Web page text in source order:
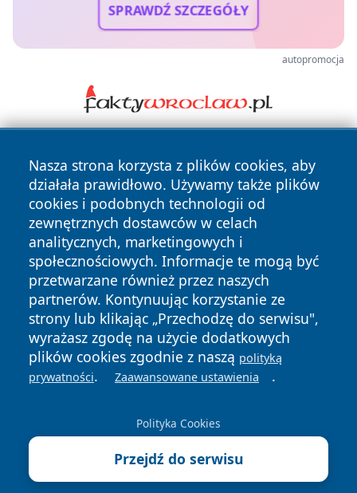
SPRAWDŹ SZCZEGÓŁY
autopromocja
Nasza strona korzysta z plików cookies, aby
działała prawidłowo. Używamy także plików
cookies i podobnych technologii od
zewnętrznych dostawców w celach
analitycznych, marketingowych i
społecznościowych. Informacje te mogą być
przetwarzane również przez naszych
partnerów. Kontynuując korzystanie ze
strony lub klikając „Przechodzę do serwisu",
wyrażasz zgodę na użycie dodatkowych
plików cookies zgodnie z naszą polityką
prywatności. Zaawansowane ustawienia .
Polityka Cookies
Przejdź do serwisu
Copyright © 2026 kielceinfo.pl Wszystkie prawa zastrzeżone.
News Autorzy
Polityka
Prywatności
Polityka
Cookies